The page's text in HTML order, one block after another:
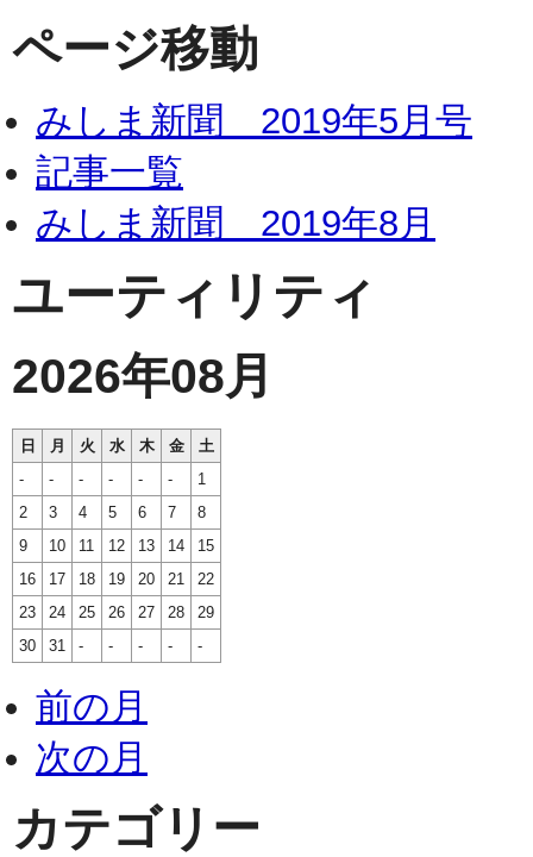
ページ移動
みしま新聞 2019年5月号
記事一覧
みしま新聞 2019年8月
ユーティリティ
2026年08月
日 月 火 水 木 金
土
-
- - - - -
1
2
3 4 5 6 7
8
9
10 11 12 13 14
15
16
17 18 19 20 21
22
23
24 25 26 27 28
29
30
31 - - - - -
前の月
次の月
カテゴリー